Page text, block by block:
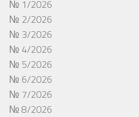
№ 1/2026
№ 2/2026
№ 3/2026
№ 4/2026
№ 5/2026
№ 6/2026
№ 7/2026
№ 8/2026